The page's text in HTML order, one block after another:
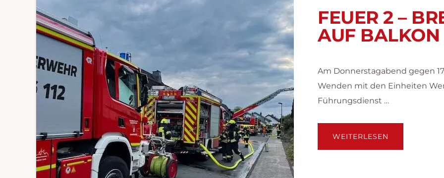
FEUER 2 –
AUF BALKON
Am Donnerstagabend gegen
Wenden mit den Einheiten
Führungsdienst …
WEITERLESEN
–